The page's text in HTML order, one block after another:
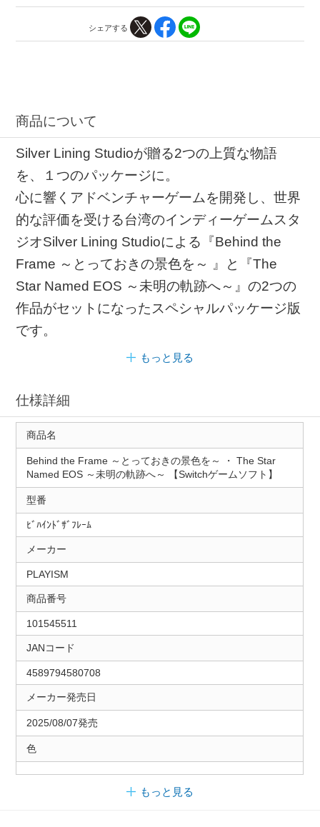
シェアする
商品について
Silver Lining Studioが贈る2つの上質な物語
を、１つのパッケージに。
心に響くアドベンチャーゲームを開発し、世界
的な評価を受ける台湾のインディーゲームスタ
ジオSilver Lining Studioによる『Behind the
Frame ～とっておきの景色を～ 』と『The
Star Named EOS ～未明の軌跡へ～』の2つの
作品がセットになったスペシャルパッケージ版
です。
もっと見る
仕様詳細
商品名
Behind the Frame ～とっておきの景色を～ ・ The Star
Named EOS ～未明の軌跡へ～ 【Switchゲームソフト】
型番
ﾋﾞﾊｲﾝﾄﾞｻﾞﾌﾚｰﾑ
メーカー
PLAYISM
商品番号
101545511
JANコード
4589794580708
メーカー発売日
2025/08/07発売
色
もっと見る